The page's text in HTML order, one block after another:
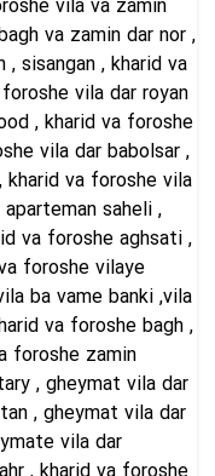
vila va zamin
va zamin dar nor ,
sisangan , kharid va
vila dar royan
, kharid va foroshe
vila dar babolsar ,
va foroshe vila
saheli ,
va foroshe aghsati ,
foroshe vilaye
ba vame banki ,vila
va foroshe bagh ,
foroshe zamin
, gheymat vila dar
, gheymat vila dar
vila dar